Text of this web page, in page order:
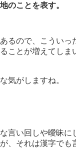
のことを表す。
るので、こういっ
ことが増えてしま
気がしますね。
言い回しや曖昧に
、それは漢字でも